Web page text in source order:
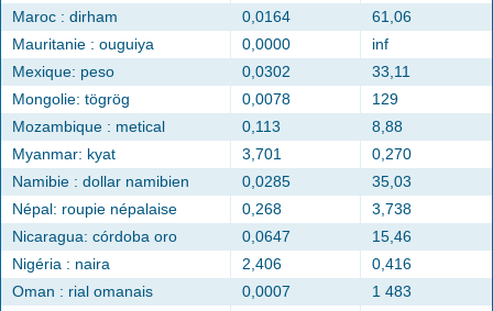
Maroc : dirham 0,0164
61,06
Mauritanie : ouguiya
0,0000
inf
Mexique: peso
0,0302
33,11
Mongolie: tögrög
0,0078
129
Mozambique : metical
0,113
8,88
Myanmar: kyat
3,701
0,270
Namibie : dollar namibien
0,0285
35,03
Népal: roupie népalaise
0,268
3,738
Nicaragua: córdoba oro
0,0647
15,46
Nigéria : naira
2,406
0,416
Oman : rial omanais
0,0007
1 483